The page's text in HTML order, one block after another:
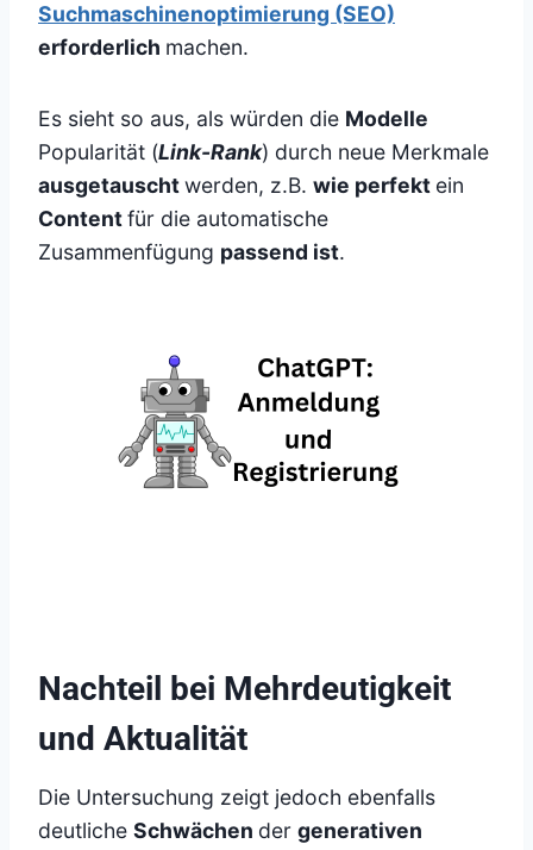
Suchmaschinenoptimierung (SEO)
erforderlich machen.
Es sieht so aus, als würden die Modelle
Popularität (Link-Rank) durch neue Merkmale
ausgetauschtwerden, z.B. wie perfekt ein
Contentfür die automatische
Zusammenfügung passend ist.
Nachteil bei Mehrdeutigkeit
und Aktualität
Die Untersuchung zeigt jedoch ebenfalls
deutliche Schwächen der generativen